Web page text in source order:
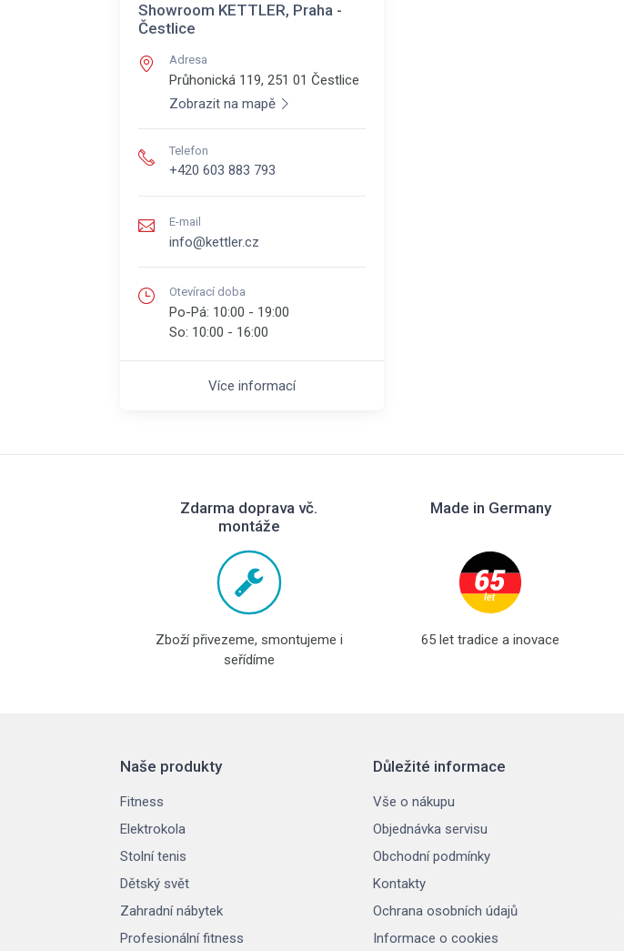
Showroom KETTLER, Praha -
Čestlice
Adresa
Průhonická 119, 251 01 Čestlice
Zobrazit na mapě
Telefon
+420 603 883 793
E-mail
info@kettler.cz
Otevírací doba
Po-Pá: 10:00 - 19:00
So: 10:00 - 16:00
Více informací
Zdarma doprava vč.
montáže
Zboží přivezeme, smontujeme i
seřídíme
Made in Germany
65 let tradice a inovace
Naše produkty
Fitness
Elektrokola
Stolní tenis
Dětský svět
Zahradní nábytek
Profesionální fitness
Důležité informace
Vše o nákupu
Objednávka servisu
Obchodní podmínky
Kontakty
Ochrana osobních údajů
Informace o cookies